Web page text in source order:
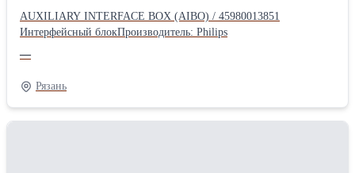
AUXILIARY INTERFACE BOX (AIBO) / 45980013851
Интерфейсный блокПроизводитель: Philips
—
Рязань